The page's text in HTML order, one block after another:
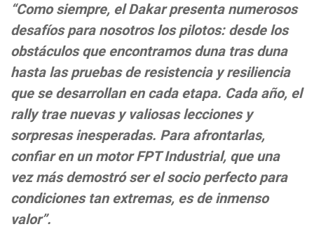
“Como siempre, el Dakar presenta numerosos
desafíos para nosotros los pilotos: desde los
obstáculos que encontramos duna tras duna
hasta las pruebas de resistencia y resiliencia
que se desarrollan en cada etapa. Cada año, el
rally trae nuevas y valiosas lecciones y
sorpresas inesperadas. Para afrontarlas,
confiar en un motor FPT Industrial, que una
vez más demostró ser el socio perfecto para
condiciones tan extremas, es de inmenso
valor”.